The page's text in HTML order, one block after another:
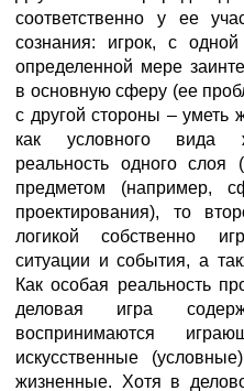
соответственно у ее
сознания: игрок, с
определенной мере
в основную сферу (ее
с другой стороны – уметь
как условного вида
реальность одного слоя
предметом (например,
проектирования), то
логикой собственно
ситуации и события, а
Как особая реальность
деловая игра
воспринимаются
искусственные
жизненные. Хотя в